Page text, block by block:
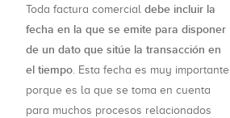
Toda factura comercial debe incluir la
fecha en la que se emite para disponer
de un dato que sitúe la transacción en
el tiempo. Esta fecha es muy importante
porque es la que se toma en cuenta
para muchos procesos relacionados